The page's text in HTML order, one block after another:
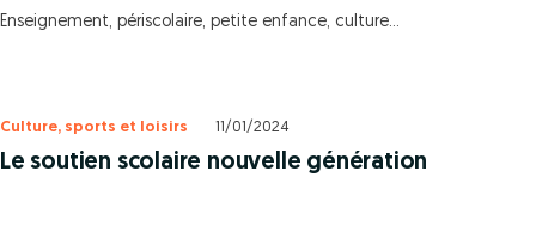
Enseignement, périscolaire, petite enfance, culture...
Culture, sports et loisirs 11/01/2024
Le soutien scolaire nouvelle génération